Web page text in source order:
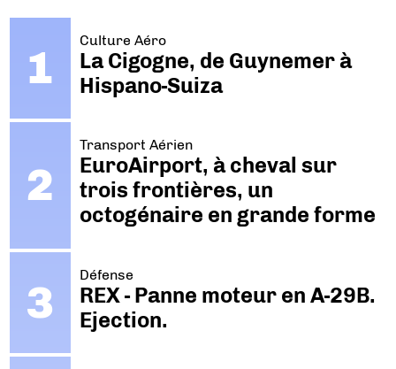
Culture Aéro
La Cigogne, de Guynemer à
Hispano-Suiza
Transport Aérien
EuroAirport, à cheval sur
trois frontières, un
octogénaire en grande forme
Défense
REX - Panne moteur en A-29B.
Ejection.